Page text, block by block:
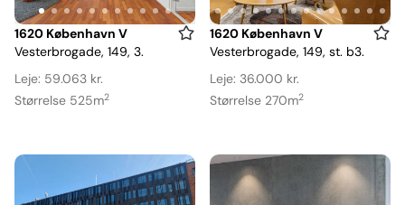
Item
1
of
11
1620 København V
Vesterbrogade, 149, 3.
Leje: 59.063 kr.
Størrelse 525m2
Item
1
of
30
1620 København V
Vesterbrogade, 149, st. b3.
Leje: 36.000 kr.
Størrelse 270m2